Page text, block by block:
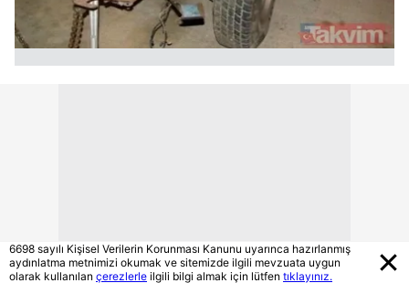
6698 sayılı Kişisel Verilerin Korunması Kanunu uyarınca hazırlanmış
aydınlatma metnimizi okumak ve sitemizde ilgili mevzuata uygun
olarak kullanılan çerezlerle ilgili bilgi almak için lütfen tıklayınız.